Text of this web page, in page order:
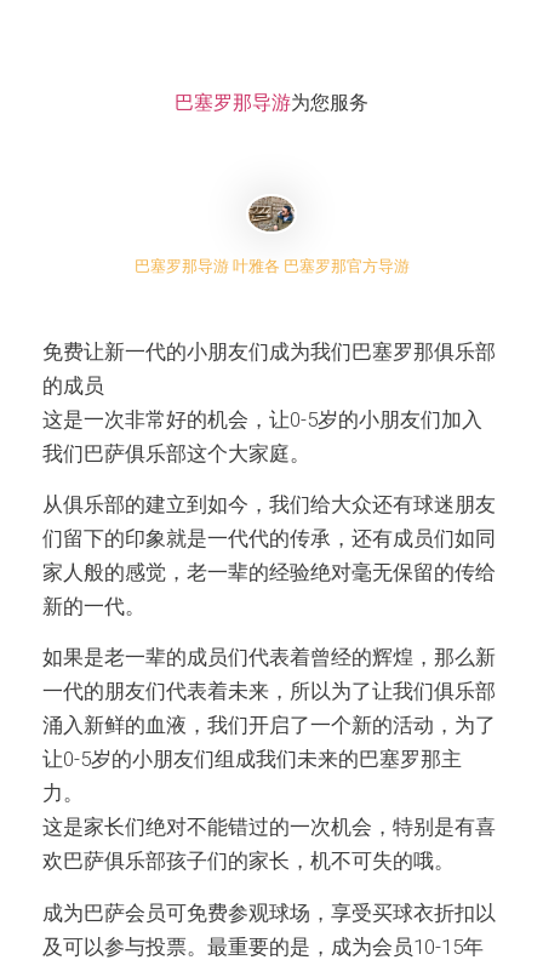
巴塞罗那导游为您服务
巴塞罗那导游 叶雅各 巴塞罗那官方导游
免费让新一代的小朋友们成为我们巴塞罗那俱乐部
的成员
这是一次非常好的机会，让0-5岁的小朋友们加入
我们巴萨俱乐部这个大家庭。
从俱乐部的建立到如今，我们给大众还有球迷朋友
们留下的印象就是一代代的传承，还有成员们如同
家人般的感觉，老一辈的经验绝对毫无保留的传给
新的一代。
如果是老一辈的成员们代表着曾经的辉煌，那么新
一代的朋友们代表着未来，所以为了让我们俱乐部
涌入新鲜的血液，我们开启了一个新的活动，为了
让0-5岁的小朋友们组成我们未来的巴塞罗那主
力。
这是家长们绝对不能错过的一次机会，特别是有喜
欢巴萨俱乐部孩子们的家长，机不可失的哦。
成为巴萨会员可免费参观球场，享受买球衣折扣以
及可以参与投票。最重要的是，成为会员10-15年